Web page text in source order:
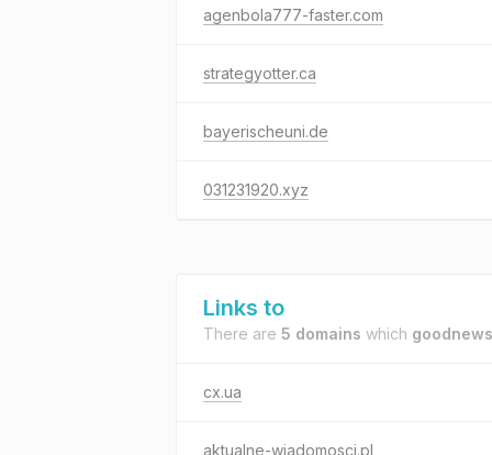
agenbola777-faster.com
strategyotter.ca
bayerischeuni.de
031231920.xyz
Links to
There are 5 domains which
cx.ua
aktualne-wiadomosci.pl